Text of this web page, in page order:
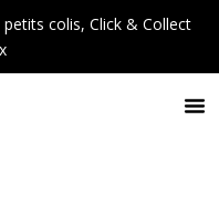
colis, Click & Collect